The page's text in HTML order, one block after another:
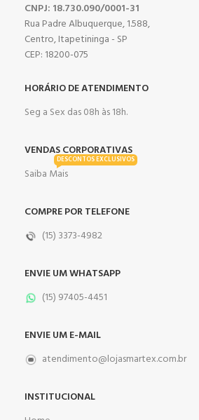
CNPJ: 18.730.090/0001-31
Rua Padre Albuquerque, 1.588,
Centro, Itapetininga - SP
CEP: 18200-075
HORÁRIO DE ATENDIMENTO
Seg a Sex das 08h às 18h.
VENDAS CORPORATIVAS
Saiba Mais
DESCONTOS EXCLUSIVOS
COMPRE POR TELEFONE
(15) 3373-4982
ENVIE UM WHATSAPP
(15) 97405-4451
ENVIE UM E-MAIL
atendimento@lojasmartex.com.br
INSTITUCIONAL